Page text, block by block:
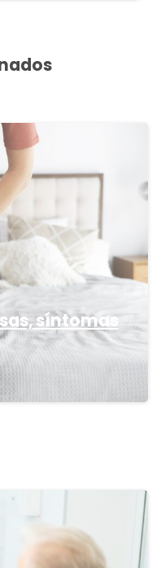
síntomas